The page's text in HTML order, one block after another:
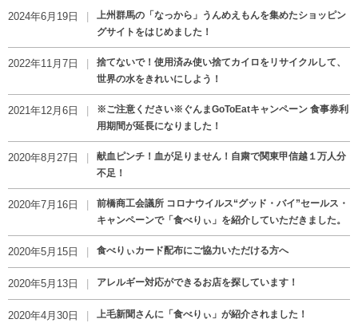
2024年6月19日
上州群馬の「なっから」うんめえもんを集めたショッピン
グサイトをはじめました！
2022年11月7日
捨てないで！使用済み使い捨てカイロをリサイクルして、
世界の水をきれいにしよう！
2021年12月6日
※ご注意ください※ぐんまGoToEatキャンペーン 食事券利
用期間が延長になりました！
2020年8月27日
献血ピンチ！血が足りません！自粛で関東甲信越１万人分
不足！
2020年7月16日
前橋商工会議所 コロナウイルス“グッド・バイ”セールス・
キャンペーンで「食べりぃ」を紹介していただきました。
2020年5月15日 食べりぃカード配布にご協力いただける方へ
2020年5月13日 アレルギー対応ができるお店を探しています！
2020年4月30日 上毛新聞さんに「食べりぃ」が紹介されました！